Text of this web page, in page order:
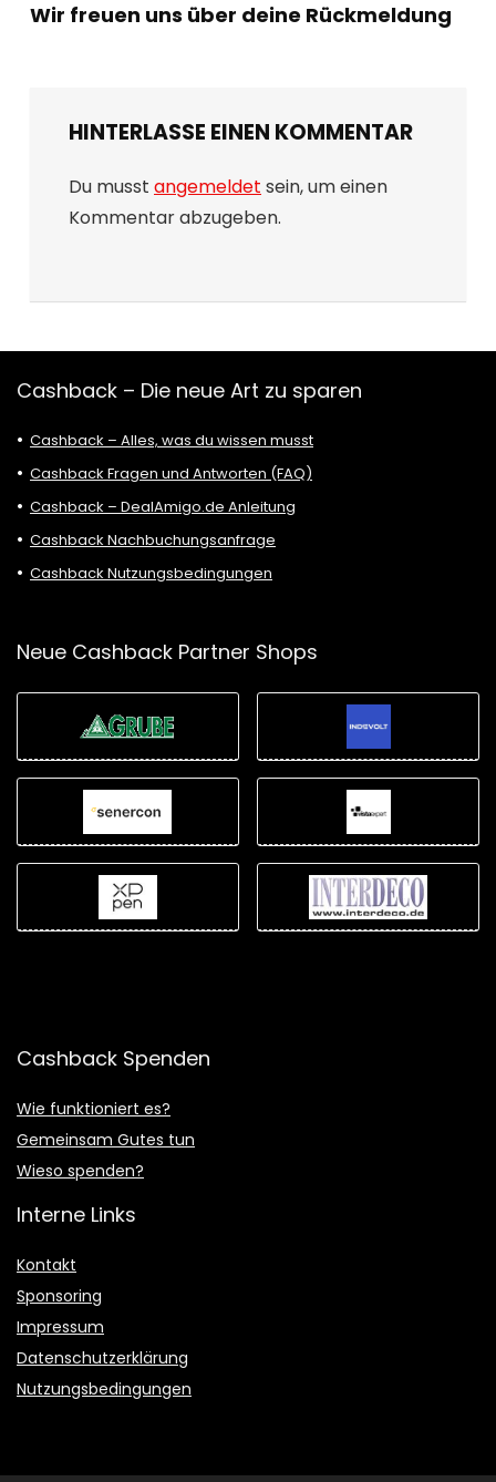
Wir freuen uns über deine Rückmeldung
HINTERLASSE EINEN KOMMENTAR
Du musst angemeldet sein, um einen
Kommentar abzugeben.
Cashback – Die neue Art zu sparen
Cashback – Alles, was du wissen musst
Cashback Fragen und Antworten (FAQ)
Cashback – DealAmigo.de Anleitung
Cashback Nachbuchungsanfrage
Cashback Nutzungsbedingungen
Neue Cashback Partner Shops
Cashback Spenden
Wie funktioniert es?
Gemeinsam Gutes tun
Wieso spenden?
Interne Links
Kontakt
Sponsoring
Impressum
Datenschutzerklärung
Nutzungsbedingungen